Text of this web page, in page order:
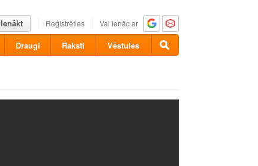
Ienākt Reģistrēties Vai ienāc ar
Draugi Raksti Vēstules